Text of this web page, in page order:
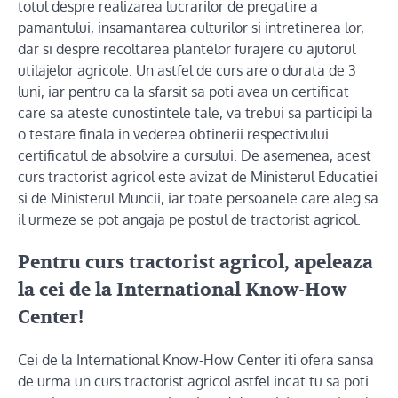
totul despre realizarea lucrarilor de pregatire a
pamantului, insamantarea culturilor si intretinerea lor,
dar si despre recoltarea plantelor furajere cu ajutorul
utilajelor agricole. Un astfel de curs are o durata de 3
luni, iar pentru ca la sfarsit sa poti avea un certificat
care sa ateste cunostintele tale, va trebui sa participi la
o testare finala in vederea obtinerii respectivului
certificatul de absolvire a cursului. De asemenea, acest
curs tractorist agricol este avizat de Ministerul Educatiei
si de Ministerul Muncii, iar toate persoanele care aleg sa
il urmeze se pot angaja pe postul de tractorist agricol.
Pentru curs tractorist agricol, apeleaza
la cei de la International Know-How
Center!
Cei de la International Know-How Center iti ofera sansa
de urma un curs tractorist agricol astfel incat tu sa poti